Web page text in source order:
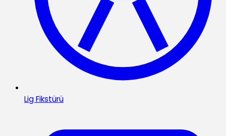
Lig Fikstürü